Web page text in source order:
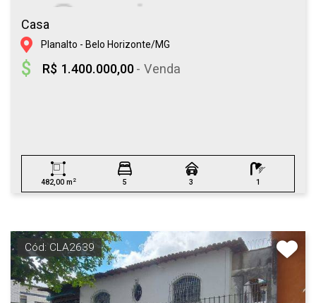
Casa
Planalto - Belo Horizonte/MG
R$ 1.400.000,00- Venda
482,00 m 2 5 3 1
Cód: CLA2639